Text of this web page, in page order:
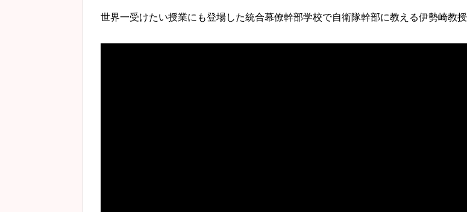
世界一受けたい授業にも登場した統合幕僚幹部学校で自衛隊幹部に教える伊勢崎教授